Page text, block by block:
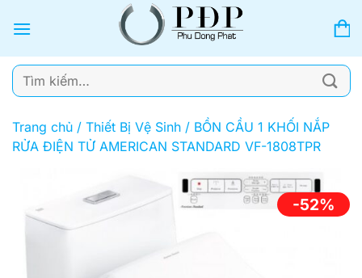
qua
dung
Tìm
kiếm:
Trang chủ / Thiết Bị Vệ Sinh / BỒN CẦU 1 KHỐI NẮP
RỬA ĐIỆN TỬ AMERICAN STANDARD VF-1808TPR
-52%